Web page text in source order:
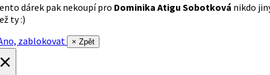
dárek pak nekoupí pro Dominika Atigu Sobotková nikdo
ty :)
zablokovat
× Zpět